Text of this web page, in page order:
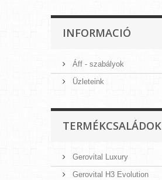
INFORMACIÓ
Áff - szabályok
Üzleteink
TERMÉKCSALÁDOK
Gerovital Luxury
Gerovital H3 Evolution